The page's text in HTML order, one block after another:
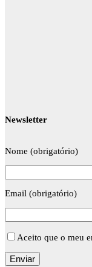
Newsletter
Nome (obrigatório)
Email (obrigatório)
Aceito que o meu